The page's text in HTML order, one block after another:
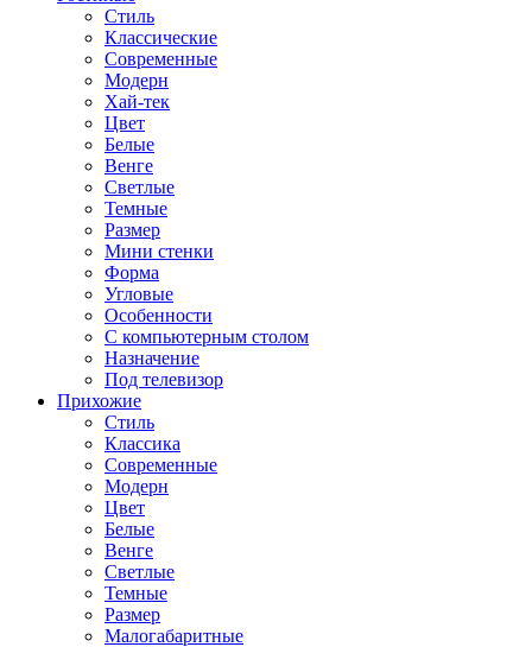
Стиль
Классические
Современные
Модерн
Хай-тек
Цвет
Белые
Венге
Светлые
Темные
Размер
Мини стенки
Форма
Угловые
Особенности
С компьютерным столом
Назначение
Под телевизор
Прихожие
Стиль
Классика
Современные
Модерн
Цвет
Белые
Венге
Светлые
Темные
Размер
Малогабаритные